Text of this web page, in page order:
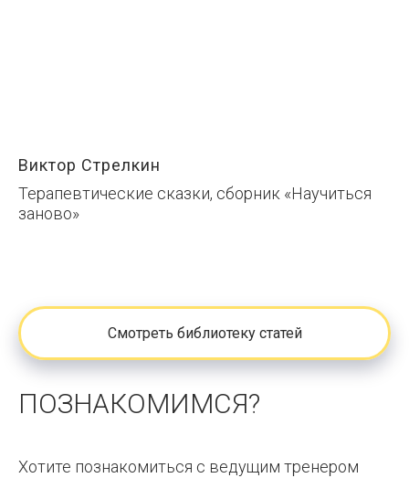
Виктор Стрелкин
Терапевтические сказки, сборник «Научиться
заново»
Смотреть библиотеку статей
ПОЗНАКОМИМСЯ?
Хотите познакомиться с ведущим тренером